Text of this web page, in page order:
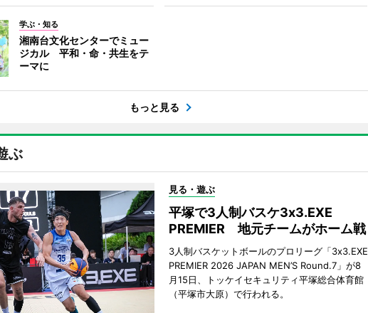
学ぶ・知る
湘南台文化センターでミュー
ジカル 平和・命・共生をテ
ーマに
もっと見る
ぶ
見る・遊ぶ
平塚で3人制バスケ3x3.EXE
PREMIER 地元チームがホーム戦
3人制バスケットボールのプロリーグ「3x3.EXE
PREMIER 2026 JAPAN MEN’S Round.7」が8
月15日、トッケイセキュリティ平塚総合体育館
（平塚市大原）で行われる。